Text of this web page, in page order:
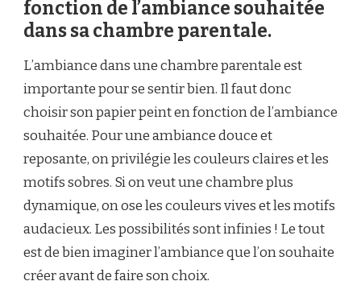
fonction de l’ambiance souhaitée
dans sa chambre parentale.
L’ambiance dans une chambre parentale est
importante pour se sentir bien. Il faut donc
choisir son papier peint en fonction de l’ambiance
souhaitée. Pour une ambiance douce et
reposante, on privilégie les couleurs claires et les
motifs sobres. Si on veut une chambre plus
dynamique, on ose les couleurs vives et les motifs
audacieux. Les possibilités sont infinies ! Le tout
est de bien imaginer l’ambiance que l’on souhaite
créer avant de faire son choix.